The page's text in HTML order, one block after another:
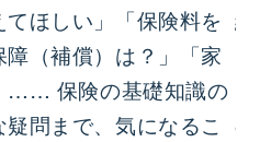
てほしい」「保険料を
（補償）は？」「家
…… 保険の基礎知識の
問まで、気になるこ